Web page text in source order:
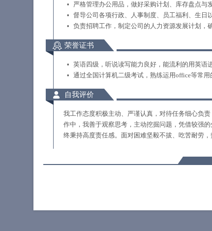
严格管理办公用品，做好采购计划、库存盘点与
督导公司各项行政、人事制度、员工福利、生日
负责招聘工作，制定公司的人力资源发展计划，
荣誉证书
英语四级，听说读写能力良好，能流利的用英语
通过全国计算机二级考试，熟练运用office等常用
自我评价
我工作态度积极主动、严谨认真，对待任务细心负
作中，我善于观察思考，主动挖掘问题，凭借较强
终秉持高度责任感。面对困难坚毅不拔、吃苦耐劳，